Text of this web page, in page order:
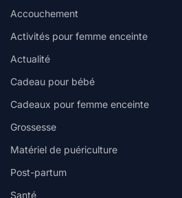
Accouchement
Activités pour femme enceinte
Actualité
Cadeau pour bébé
Cadeaux pour femme enceinte
Grossesse
Matériel de puériculture
Post-partum
Santé